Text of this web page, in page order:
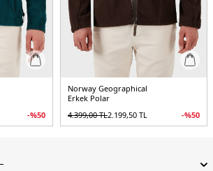
-%50
Norway Geographical
Erkek Polar
4.399,00TL2.199,50 TL -%50